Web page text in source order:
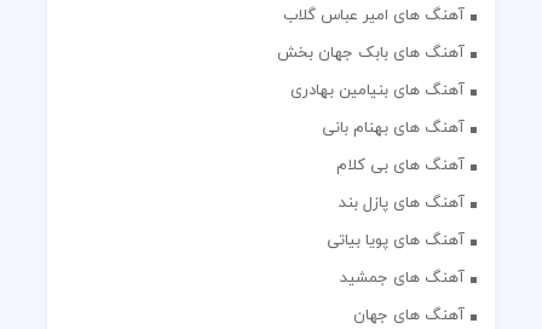
آهنگ های امیر عباس گلاب
آهنگ های بابک جهان بخش
آهنگ های بنیامین بهادری
آهنگ های بهنام بانی
آهنگ های بی کلام
آهنگ های پازل بند
آهنگ های پویا بیاتی
آهنگ های جمشید
آهنگ های جهان